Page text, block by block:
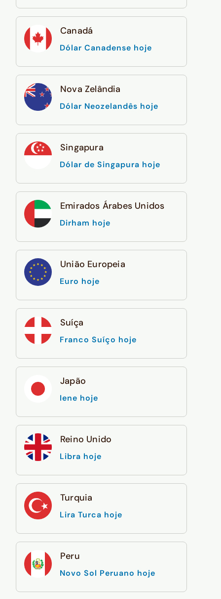
Canadá
Dólar Canadense hoje
Nova Zelândia
Dólar Neozelandês hoje
Singapura
Dólar de Singapura hoje
Emirados Árabes Unidos
Dirham hoje
União Europeia
Euro hoje
Suíça
Franco Suíço hoje
Japão
Iene hoje
Reino Unido
Libra hoje
Turquia
Lira Turca hoje
Peru
Novo Sol Peruano hoje